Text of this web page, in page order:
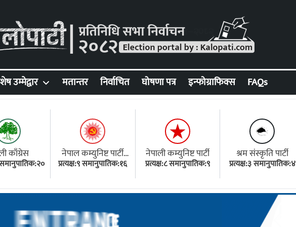
उम्मेद्वार मतान्तर निर्वाचित घोषणा पत्र इन्फोग्राफिक्स FAQs
काँग्रेस
समानुपातिक:२०
नेपाल कम्युनिष्ट पार्टी
(एमाले)
प्रत्यक्ष:९ समानुपातिक:१६
नेपाली कम्युनिष्ट पार्टी
प्रत्यक्ष:८ समानुपातिक:९
श्रम संस्कृति पार्टी
प्रत्यक्ष:३ समानुपातिक:४